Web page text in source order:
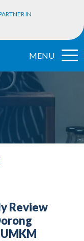
IN
MENU
Review